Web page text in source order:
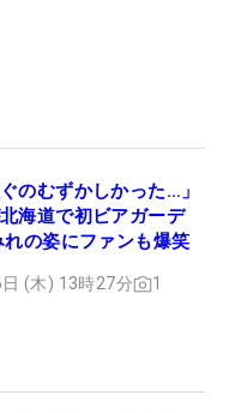
ぐのむずかしかった…」
海道で初ビアガーデ
れの姿にファンも爆笑
(木) 13時27分 1